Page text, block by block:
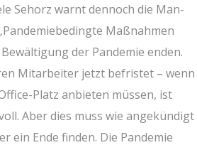
Seh­orz warnt den­noch die Man­
Maß­nah­men
der Pan­de­mie enden.
Mit­ar­bei­ter jetzt befris­tet – wenn
Platz anbie­ten müs­sen, ist
Aber dies muss wie ange­kün­digt
ein Ende fin­den. Die Pan­de­mie